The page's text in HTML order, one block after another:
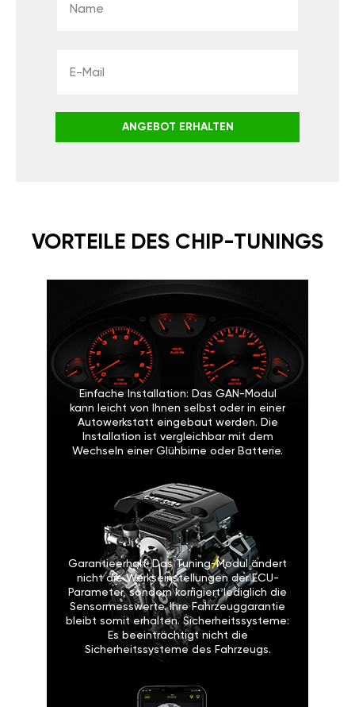
ANGEBOT ERHALTEN
VORTEILE DES CHIP-TUNINGS
Einfache Installation: Das GAN-Modul
kann leicht von Ihnen selbst oder in einer
Autowerkstatt eingebaut werden. Die
Installation ist vergleichbar mit dem
Wechseln einer Glühbirne oder Batterie.
Garantieerhalt: Das Tuning-Modul ändert
nicht die Werkseinstellungen der ECU-
Parameter, sondern korrigiert lediglich die
Sensormesswerte. Ihre Fahrzeuggarantie
bleibt somit erhalten. Sicherheitssysteme:
Es beeinträchtigt nicht die
Sicherheitssysteme des Fahrzeugs.